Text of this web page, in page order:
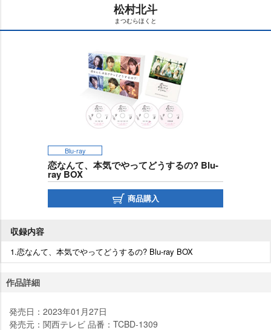
松村北斗
まつむらほくと
Blu-ray
恋なんて、本気でやってどうするの? Blu-
ray BOX
商品購入
収録内容
1.恋なんて、本気でやってどうするの? Blu-ray BOX
作品詳細
発売日：2023年01月27日
発売元：関西テレビ 品番：TCBD-1309